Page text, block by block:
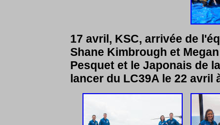
17 avril, KSC, arrivée de
Shane Kimbrough et
Pesquet et le Japonais de
lancer du LC39A le 22 avril